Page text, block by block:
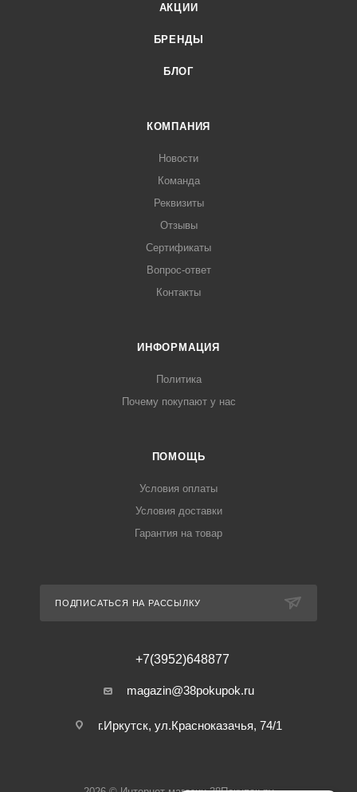
АКЦИИ
БРЕНДЫ
БЛОГ
КОМПАНИЯ
Новости
Команда
Реквизиты
Отзывы
Сертификаты
Вопрос-ответ
Контакты
ИНФОРМАЦИЯ
Политика
Почему покупают у нас
ПОМОЩЬ
Условия оплаты
Условия доставки
Гарантия на товар
ПОДПИСАТЬСЯ НА РАССЫЛКУ
+7(3952)648877
magazin@38pokupok.ru
г.Иркутск, ул.Красноказачья, 74/1